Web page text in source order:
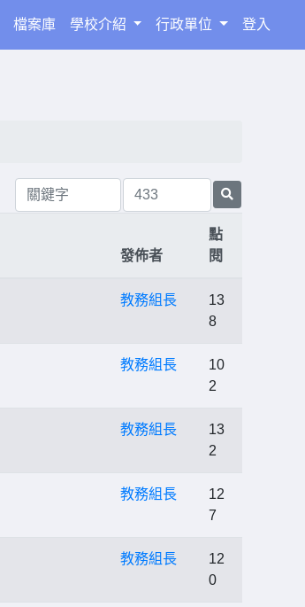
檔案庫 學校介紹 行政單位 登入
發佈者
點
閱
教務組長
13
8
教務組長
10
2
教務組長
13
2
教務組長
12
7
教務組長
12
0